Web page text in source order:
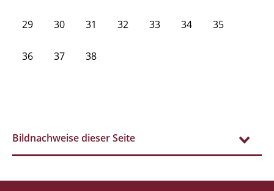
29 30 31 32 33 34 35
36 37 38
Bildnachweise dieser Seite